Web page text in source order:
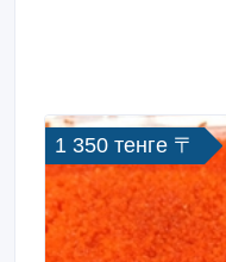
1 350 тенге 〒